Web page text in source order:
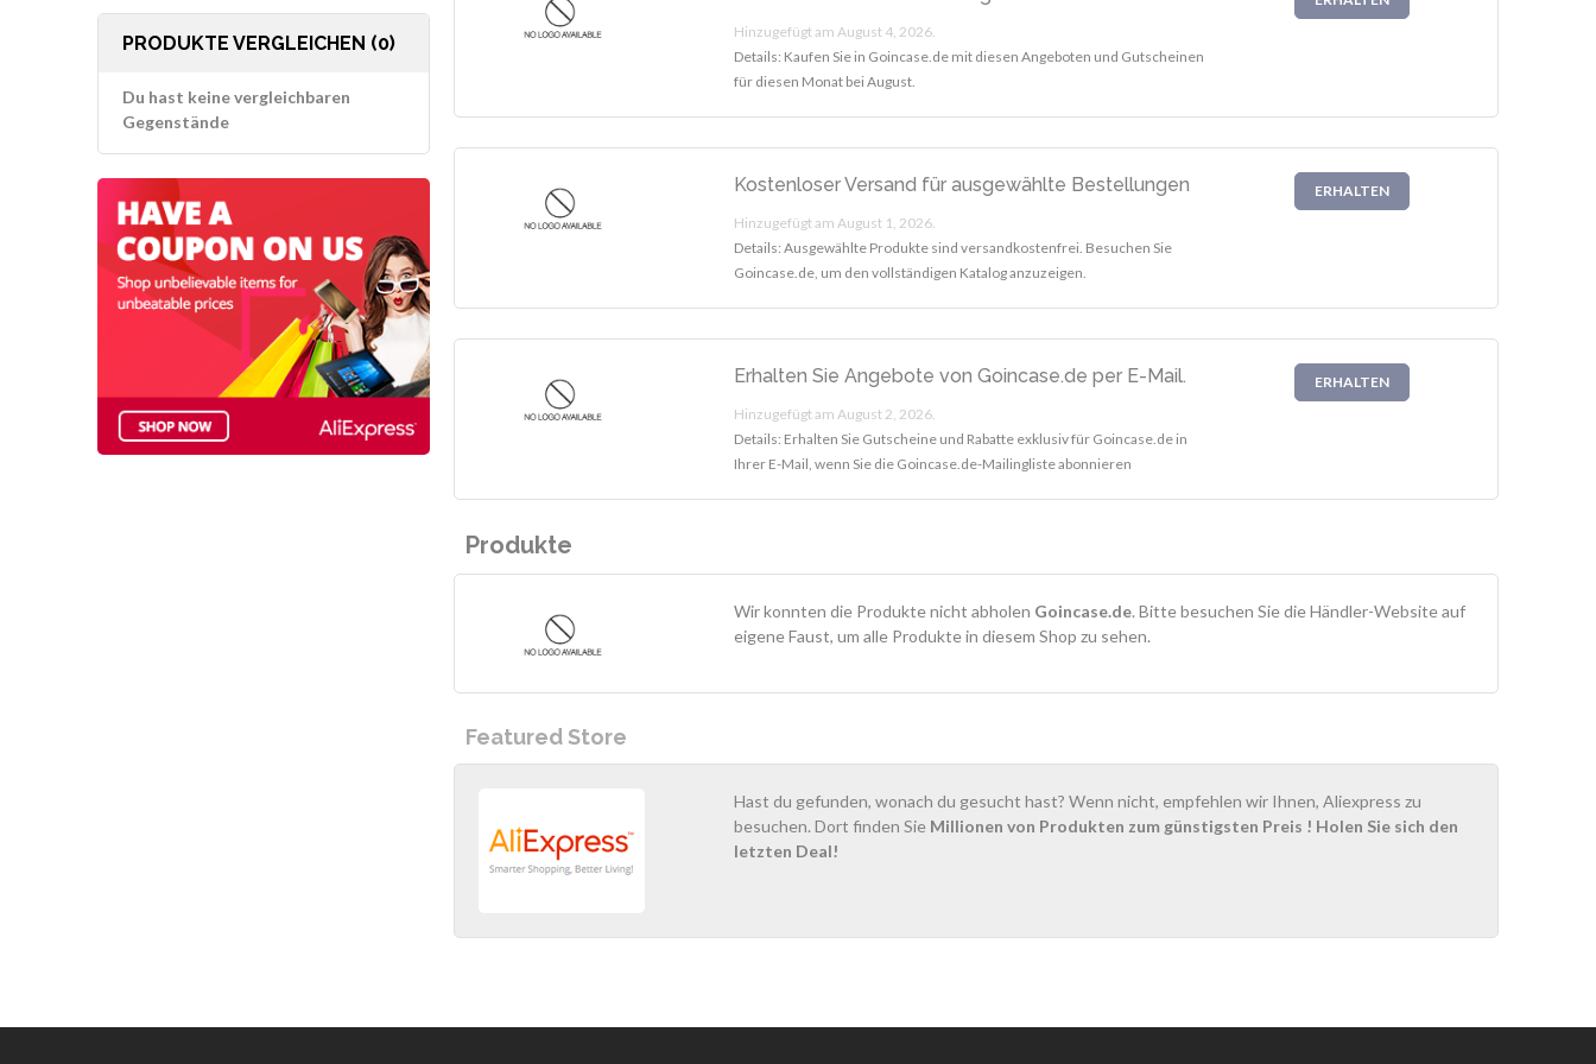
Hinzugefügt am August 4, 2026.
Details: Kaufen Sie in Goincase.de mit diesen Angeboten und Gutscheinen
für diesen Monat bei August.
Kostenloser Versand für ausgewählte Bestellungen
Hinzugefügt am August 1, 2026.
Details: Ausgewählte Produkte sind versandkostenfrei. Besuchen Sie
Goincase.de, um den vollständigen Katalog anzuzeigen.
ERHALTEN
Erhalten Sie Angebote von Goincase.de per E-Mail.
Hinzugefügt am August 2, 2026.
Details: Erhalten Sie Gutscheine und Rabatte exklusiv für Goincase.de in
Ihrer E-Mail, wenn Sie die Goincase.de-Mailingliste abonnieren
ERHALTEN
Produkte
Wir konnten die Produkte nicht abholen Goincase.de. Bitte besuchen Sie die Händler-Website auf
eigene Faust, um alle Produkte in diesem Shop zu sehen.
Featured Store
Hast du gefunden, wonach du gesucht hast? Wenn nicht, empfehlen wir Ihnen, Aliexpress zu
besuchen. Dort finden Sie Millionen von Produkten zum günstigsten Preis ! Holen Sie sich den
letzten Deal!
PRODUKTE VERGLEICHEN (0)
Du hast keine vergleichbaren
Gegenstände